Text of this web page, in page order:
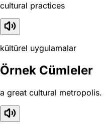
cultural practices
kültürel uygulamalar
Örnek Cümleler
a great cultural metropolis.